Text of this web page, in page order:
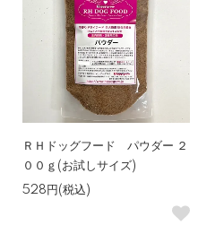
ＲＨドッグフード パウダー ２
００ｇ(お試しサイズ)
528円(税込)